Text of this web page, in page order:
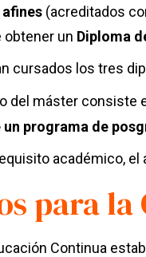
(acreditados
obtener un Diploma
cursados los tres
del máster consiste
programa de
académico, el
para
Continua